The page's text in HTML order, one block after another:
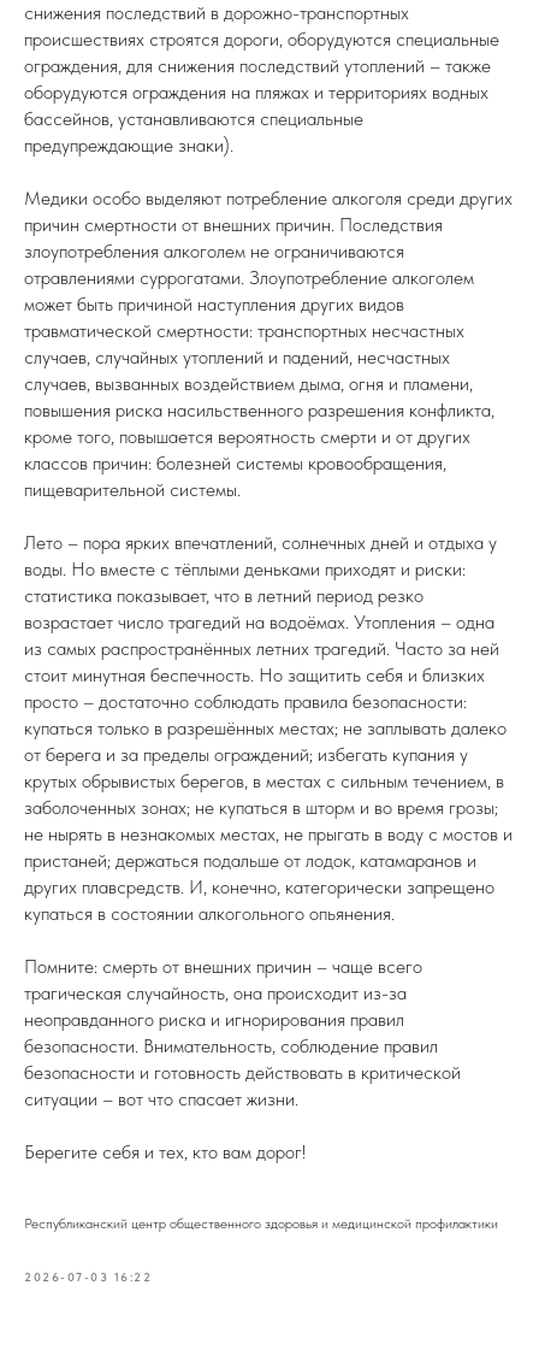
снижения последствий в дорожно-транспортных
происшествиях строятся дороги, оборудуются специальные
ограждения, для снижения последствий утоплений – также
оборудуются ограждения на пляжах и территориях водных
бассейнов, устанавливаются специальные
предупреждающие знаки).
Медики особо выделяют потребление алкоголя среди других
причин смертности от внешних причин. Последствия
злоупотребления алкоголем не ограничиваются
отравлениями суррогатами. Злоупотребление алкоголем
может быть причиной наступления других видов
травматической смертности: транспортных несчастных
случаев, случайных утоплений и падений, несчастных
случаев, вызванных воздействием дыма, огня и пламени,
повышения риска насильственного разрешения конфликта,
кроме того, повышается вероятность смерти и от других
классов причин: болезней системы кровообращения,
пищеварительной системы.
Лето – пора ярких впечатлений, солнечных дней и отдыха у
воды. Но вместе с тёплыми деньками приходят и риски:
статистика показывает, что в летний период резко
возрастает число трагедий на водоёмах. Утопления – одна
из самых распространённых летних трагедий. Часто за ней
стоит минутная беспечность. Но защитить себя и близких
просто – достаточно соблюдать правила безопасности:
купаться только в разрешённых местах; не заплывать далеко
от берега и за пределы ограждений; избегать купания у
крутых обрывистых берегов, в местах с сильным течением, в
заболоченных зонах; не купаться в шторм и во время грозы;
не нырять в незнакомых местах, не прыгать в воду с мостов и
пристаней; держаться подальше от лодок, катамаранов и
других плавсредств. И, конечно, категорически запрещено
купаться в состоянии алкогольного опьянения.
Помните: смерть от внешних причин – чаще всего
трагическая случайность, она происходит из-за
неоправданного риска и игнорирования правил
безопасности. Внимательность, соблюдение правил
безопасности и готовность действовать в критической
ситуации – вот что спасает жизни.
Берегите себя и тех, кто вам дорог!
Республиканский центр общественного здоровья и медицинской профилактики
2026-07-03 16:22